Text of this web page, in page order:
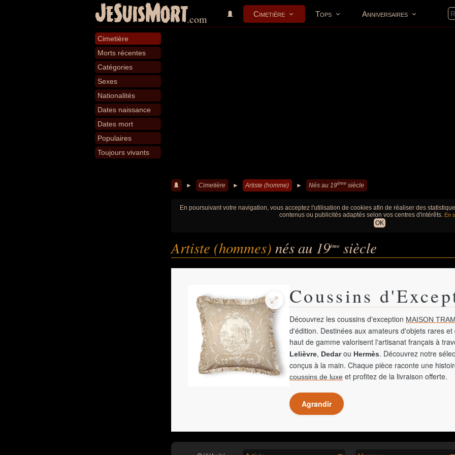
JeSuisMort.com Cimetière Tops Anniversaires
Cimetière
Morts récentes
Catégories
Sexes
Nationalités
Dates naissance
Dates mort
Populaires
Toujours vivants
► Cimetière ► Artiste (homme) ► Nés au 19ème siècle
En poursuivant votre navigation, vous acceptez l'utilisation de cookies afin de réaliser des
contenus ou publicités adaptés selon vos centres d'intérêts. En
OK
Artiste (hommes) nés au 19ème siècle
Coussins
Découvrez les coussins d'exception MAISON
d'édition. Destinées aux amateurs d'objets rares
haut de gamme valorisent l'artisanat français à
Lelièvre, Dedarou Hermès. Découvrez notre
conçus à la main. Chaque pièce raconte une
coussins de luxe et profitez de la livraison offerte.
Agrandir